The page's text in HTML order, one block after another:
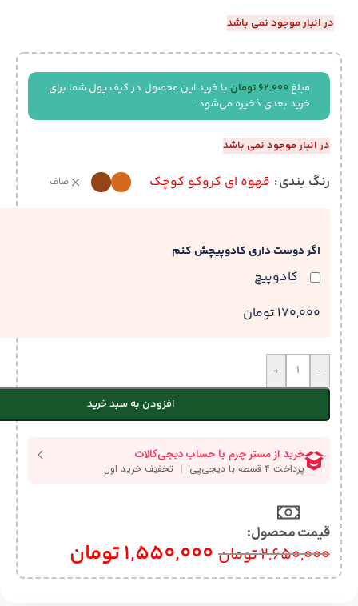
در انبار موجود نمی باشد
مبلغ 62,000 تومان با خرید این محصول در کیف پول شما برای
خرید بعدی ذخیره می‌شود.
در انبار موجود نمی باشد
رنگ بندی قهوه ای کروکو کوچک صاف
اگر دوست داری کادوپیچش کنم
کادوپیچ
170,000 تومان
-
+
افزودن به سبد خرید
قیمت محصول:​
2,650,000تومان 1,550,000تومان